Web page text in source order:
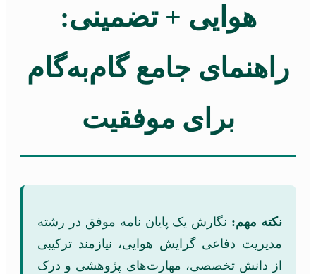
هوایی + تضمینی:
راهنمای جامع گام‌به‌گام
برای موفقیت
نکته مهم: نگارش یک پایان نامه موفق در رشته
مدیریت دفاعی گرایش هوایی، نیازمند ترکیبی
از دانش تخصصی، مهارت‌های پژوهشی و درک